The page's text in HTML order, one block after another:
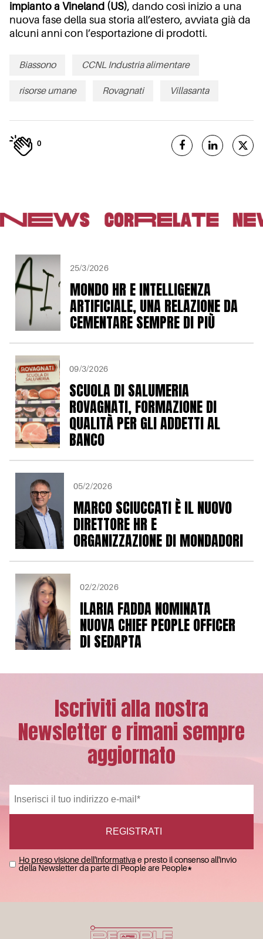
impianto a Vineland (US), dando così inizio a una
nuova fase della sua storia all’estero, avviata già da
alcuni anni con l’esportazione di prodotti.
Biassono CCNL Industria alimentare
risorse umane Rovagnati Villasanta
0
25/3/2026
MONDO HR E INTELLIGENZA
ARTIFICIALE, UNA RELAZIONE DA
CEMENTARE SEMPRE DI PIÙ
09/3/2026
SCUOLA DI SALUMERIA
ROVAGNATI, FORMAZIONE DI
QUALITÀ PER GLI ADDETTI AL
BANCO
05/2/2026
MARCO SCIUCCATI È IL NUOVO
DIRETTORE HR E
ORGANIZZAZIONE DI MONDADORI
02/2/2026
ILARIA FADDA NOMINATA
NUOVA CHIEF PEOPLE OFFICER
DI SEDAPTA
Iscriviti alla nostra
Newsletter e rimani sempre
aggiornato
Ho preso visione dell'informativae presto il consenso all'invio
della Newsletter da parte di People are People*